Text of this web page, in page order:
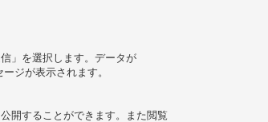
」を選択します。データが
ジが表示されます。
開することができます。また閲覧